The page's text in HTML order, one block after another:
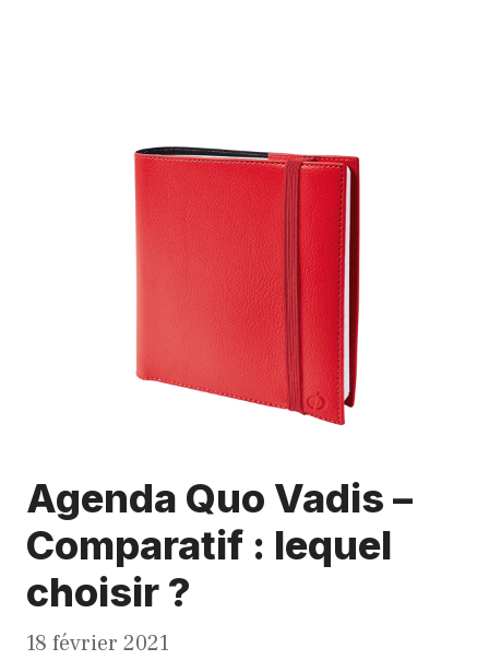
Agenda Quo Vadis –
Comparatif : lequel
choisir ?
18 février 2021